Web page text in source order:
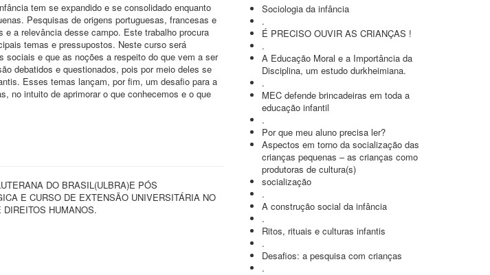
tem se expandido e se consolidado enquanto
Pesquisas de origens portuguesas, francesas e
a relevância desse campo. Este trabalho procura
temas e pressupostos. Neste curso será
sociais e que as noções a respeito do que vem a ser
debatidos e questionados, pois por meio deles se
Esses temas lançam, por fim, um desafio para a
no intuito de aprimorar o que conhecemos e o que
DO BRASIL(ULBRA)E PÓS
E CURSO DE EXTENSÃO UNIVERSITÁRIA NO
HUMANOS.
Sociologia da infância
.
É PRECISO OUVIR AS CRIANÇAS !
.
A Educação Moral e a Importância da
Disciplina, um estudo durkheimiana.
.
MEC defende brincadeiras em toda a
educação infantil
.
Por que meu aluno precisa ler?
Aspectos em torno da socialização das
crianças pequenas – as crianças como
produtoras de cultura(s)
socialização
.
A construção social da infância
.
Ritos, rituais e culturas infantis
.
Desafios: a pesquisa com crianças
.